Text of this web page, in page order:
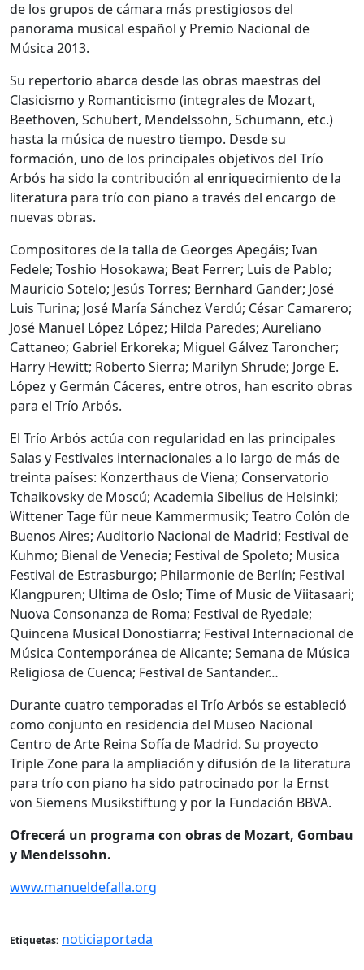
de los grupos de cámara más prestigiosos del
panorama musical español y Premio Nacional de
Música 2013.
Su repertorio abarca desde las obras maestras del
Clasicismo y Romanticismo (integrales de Mozart,
Beethoven, Schubert, Mendelssohn, Schumann, etc.)
hasta la música de nuestro tiempo. Desde su
formación, uno de los principales objetivos del Trío
Arbós ha sido la contribución al enriquecimiento de la
literatura para trío con piano a través del encargo de
nuevas obras.
Compositores de la talla de Georges Apegáis; Ivan
Fedele; Toshio Hosokawa; Beat Ferrer; Luis de Pablo;
Mauricio Sotelo; Jesús Torres; Bernhard Gander; José
Luis Turina; José María Sánchez Verdú; César Camarero;
José Manuel López López; Hilda Paredes; Aureliano
Cattaneo; Gabriel Erkoreka; Miguel Gálvez Taroncher;
Harry Hewitt; Roberto Sierra; Marilyn Shrude; Jorge E.
López y Germán Cáceres, entre otros, han escrito obras
para el Trío Arbós.
El Trío Arbós actúa con regularidad en las principales
Salas y Festivales internacionales a lo largo de más de
treinta países: Konzerthaus de Viena; Conservatorio
Tchaikovsky de Moscú; Academia Sibelius de Helsinki;
Wittener Tage für neue Kammermusik; Teatro Colón de
Buenos Aires; Auditorio Nacional de Madrid; Festival de
Kuhmo; Bienal de Venecia; Festival de Spoleto; Musica
Festival de Estrasburgo; Philarmonie de Berlín; Festival
Klangpuren; Ultima de Oslo; Time of Music de Viitasaari;
Nuova Consonanza de Roma; Festival de Ryedale;
Quincena Musical Donostiarra; Festival Internacional de
Música Contemporánea de Alicante; Semana de Música
Religiosa de Cuenca; Festival de Santander…
Durante cuatro temporadas el Trío Arbós se estableció
como conjunto en residencia del Museo Nacional
Centro de Arte Reina Sofía de Madrid. Su proyecto
Triple Zone para la ampliación y difusión de la literatura
para trío con piano ha sido patrocinado por la Ernst
von Siemens Musikstiftung y por la Fundación BBVA.
Ofrecerá un programa con obras de Mozart, Gombau
y Mendelssohn.
www.manueldefalla.org
Etiquetas: noticiaportada